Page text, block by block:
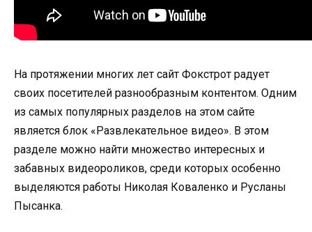
На протяжении многих лет сайт Фокстрот радует
своих посетителей разнообразным контентом. Одним
из самых популярных разделов на этом сайте
является блок «Развлекательное видео». В этом
разделе можно найти множество интересных и
забавных видеороликов, среди которых особенно
выделяются работы Николая Коваленко и Русланы
Пысанка.